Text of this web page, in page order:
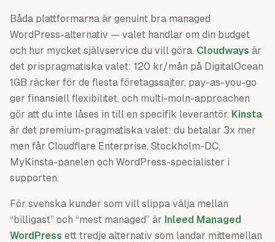
Båda plattformarna är genuint bra managed
WordPress-alternativ — valet handlar om din budget
och hur mycket självservice du vill göra. Cloudways är
det prispragmatiska valet: 120 kr/mån på DigitalOcean
1GB räcker för de flesta företagssajter, pay-as-you-go
ger finansiell flexibilitet, och multi-moln-approachen
gör att du inte låses in till en specifik leverantör. Kinsta
är det premium-pragmatiska valet: du betalar 3x mer
men får Cloudflare Enterprise, Stockholm-DC,
MyKinsta-panelen och WordPress-specialister i
supporten.
För svenska kunder som vill slippa välja mellan
“billigast” och “mest managed” är Inleed Managed
WordPress ett tredje alternativ som landar mittemellan